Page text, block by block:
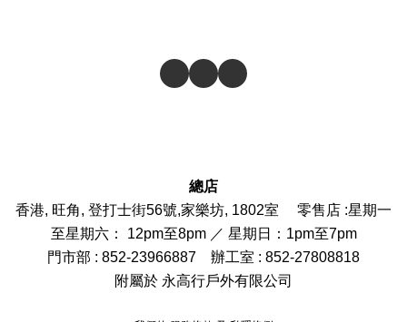
總店
香港, 旺角, 登打士街56號,家樂坊, 1802室 零售店 :星期一
至星期六： 12pm至8pm ／ 星期日：1pm至7pm
門市部 : 852-23966887 辦工室 : 852-27808818
附屬於 永高行戶外有限公司